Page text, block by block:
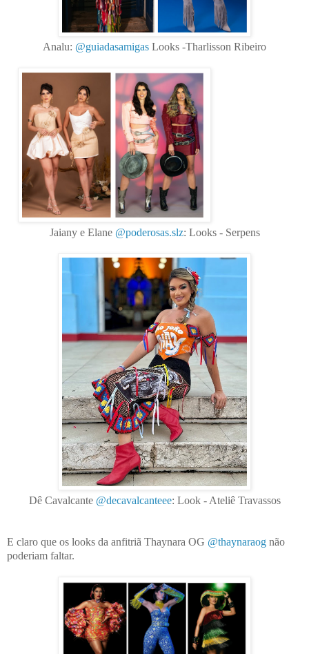
Analu: @guiadasamigas Looks -Tharlisson Ribeiro
Jaiany e Elane @poderosas.slz: Looks - Serpens
Dê Cavalcante @decavalcanteee: Look - Ateliê Travassos
E claro que os looks da anfitriã Thaynara OG @thaynaraog não
poderiam faltar.